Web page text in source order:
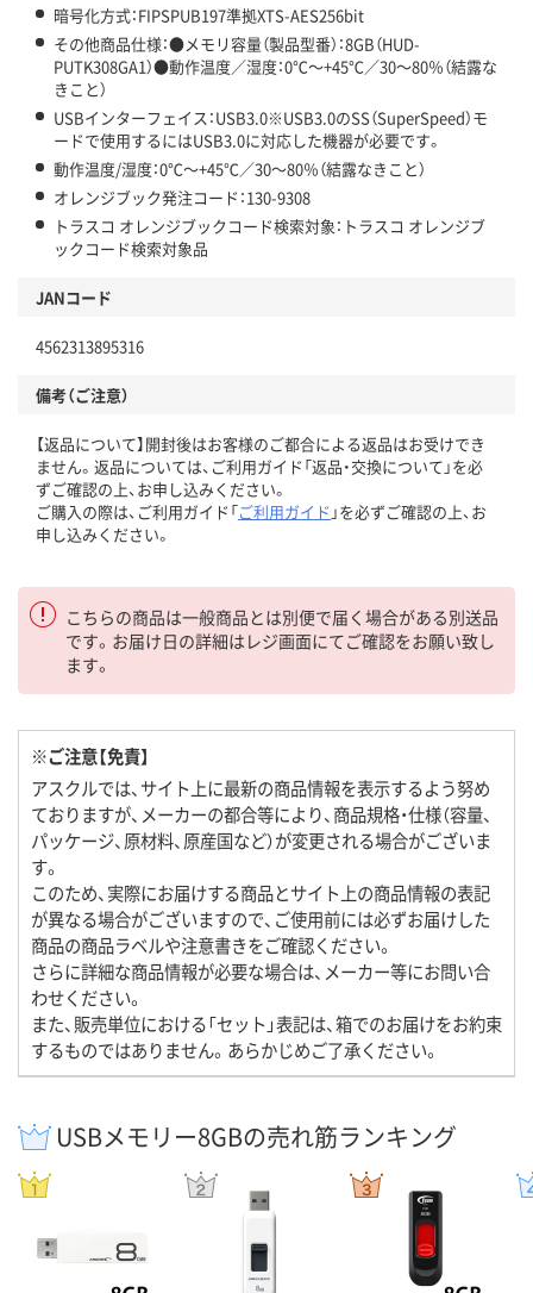
暗号化方式：FIPSPUB197準拠XTS-AES256bit
その他商品仕様：●メモリ容量（製品型番）：8GB（HUD-
PUTK308GA1）●動作温度／湿度：0℃～+45℃／30～80％（結露な
きこと）
USBインターフェイス：USB3.0※USB3.0のSS（SuperSpeed）モ
ードで使用するにはUSB3.0に対応した機器が必要です。
動作温度/湿度：0℃～+45℃／30～80％（結露なきこと）
オレンジブック発注コード：130-9308
トラスコ オレンジブックコード検索対象：トラスコ オレンジブ
ックコード検索対象品
JANコード
4562313895316
備考（ご注意）
【返品について】開封後はお客様のご都合による返品はお受けでき
ません。返品については、ご利用ガイド「返品・交換について」を必
ずご確認の上、お申し込みください。
ご購入の際は、ご利用ガイド「ご利用ガイド 」を必ずご確認の上、お
申し込みください。
こちらの商品は一般商品とは別便で届く場合がある別送品
です。お届け日の詳細はレジ画面にてご確認をお願い致し
ます。
※ご注意【免責】
アスクルでは、サイト上に最新の商品情報を表示するよう努め
ておりますが、メーカーの都合等により、商品規格・仕様（容量、
パッケージ、原材料、原産国など）が変更される場合がございま
す。
このため、実際にお届けする商品とサイト上の商品情報の表記
が異なる場合がございますので、ご使用前には必ずお届けした
商品の商品ラベルや注意書きをご確認ください。
さらに詳細な商品情報が必要な場合は、メーカー等にお問い合
わせください。
また、販売単位における「セット」表記は、箱でのお届けをお約束
するものではありません。あらかじめご了承ください。
USBメモリー8GBの売れ筋ランキング